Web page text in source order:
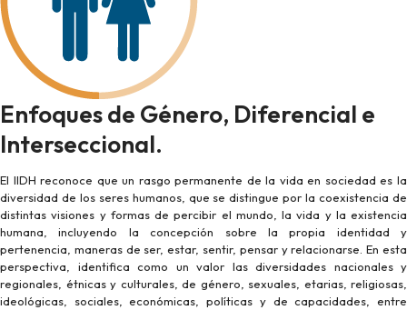
Enfoques de Género, Diferencial e
Interseccional.
El IIDH reconoce que un rasgo permanente de la vida en sociedad es la
diversidad de los seres humanos, que se distingue por la coexistencia de
distintas visiones y formas de percibir el mundo, la vida y la existencia
humana, incluyendo la concepción sobre la propia identidad y
pertenencia, maneras de ser, estar, sentir, pensar y relacionarse. En esta
perspectiva, identifica como un valor las diversidades nacionales y
regionales, étnicas y culturales, de género, sexuales, etarias, religiosas,
ideológicas, sociales, económicas, políticas y de capacidades, entre